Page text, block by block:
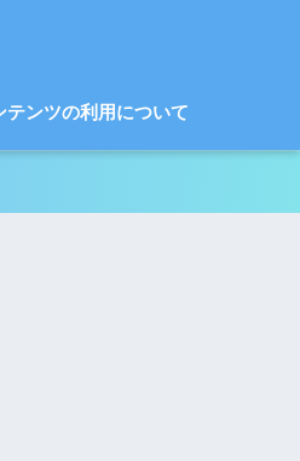
テンツの利用について